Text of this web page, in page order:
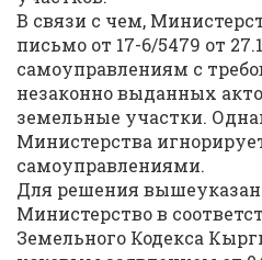
В связи с чем,
письмо от 17-6/5479 от
самоуправлениям с
незаконно выданных
земельные участки.
Министерства
самоуправлениями.
Для решения
Министерство в
Земельного Кодекса